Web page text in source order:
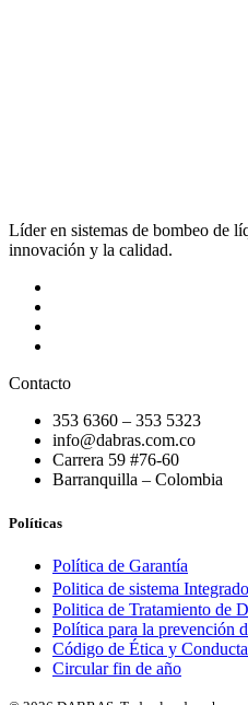
Líder en sistemas de bombeo de
innovación y la calidad.
Contacto
353 6360 – 353 5323
info@dabras.com.co
Carrera 59 #76-60
Barranquilla – Colombia
Políticas
Política de Garantía
Politica de sistema
Politica de Tratamiento de
Política para la prevención
Código de Ética y
Circular fin de año